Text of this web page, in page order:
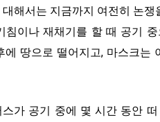
해서는 지금까지 여전히 논쟁
침이나 재채기를 할 때 공기
땅으로 떨어지고, 마스크는
가 공기 중에 몇 시간 동안